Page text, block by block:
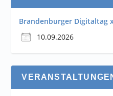
Brandenburger Digitaltag
10.09.2026